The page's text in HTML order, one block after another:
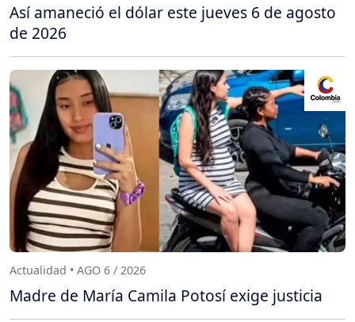
Así amaneció el dólar este jueves 6 de agosto
de 2026
Actualidad • AGO 6 / 2026
Madre de María Camila Potosí exige justicia